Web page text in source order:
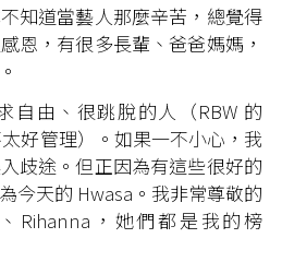
知道當藝人那麼辛苦，總覺得
恩，有很多長輩、爸爸媽媽，
自由、很跳脫的人（RBW 的
好管理）。如果一不小心，我
歧途。但正因為有這些很好的
今天的 Hwasa。我非常尊敬的
Rihanna，她們都是我的榜